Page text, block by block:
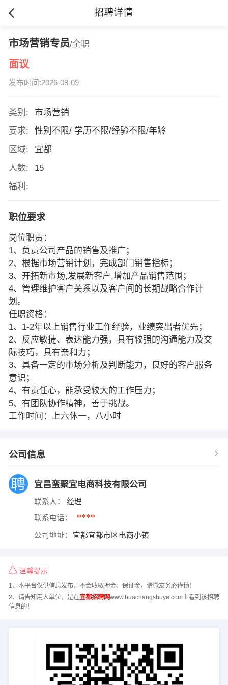
招聘详情
市场营销专员/全职
面议
发布时间:2026-08-09
类别:
市场营销
要求:
性别不限/ 学历不限/经验不限/年龄
区域:
宜都
人数:
15
福利:
职位要求
岗位职责：
1、负责公司产品的销售及推广；
2、根据市场营销计划，完成部门销售指标；
3、开拓新市场,发展新客户,增加产品销售范围；
4、管理维护客户关系以及客户间的长期战略合作计
划。
任职资格：
1、1-2年以上销售行业工作经验，业绩突出者优先；
2、反应敏捷、表达能力强，具有较强的沟通能力及交
际技巧，具有亲和力；
3、具备一定的市场分析及判断能力，良好的客户服务
意识；
4、有责任心，能承受较大的工作压力；
5、有团队协作精神，善于挑战。
工作时间：上六休一，八小时
公司信息
宜昌蛮聚宜电商科技有限公司
联系人： 经理
联系电话： ****
公司地址： 宜都宜都市区电商小镇
温馨提示
1、本平台仅供信息发布，不会收取押金、保证金，请微友务必谨慎！
2、请告知用人单位，是在宜都招聘网www.huachangshuye.com上看到该招聘
信息的！